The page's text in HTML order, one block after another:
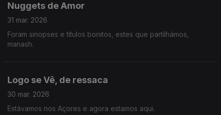
Nuggets de Amor
31 mar. 2026
Foram sinopses e títulos bonitos, estes que partilhámos,
manash.
Logo se Vê, de ressaca
30 mar. 2026
Estávamos nos Açores e agora estamos aqui.